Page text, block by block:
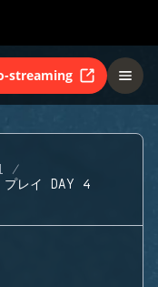
streaming
レイ DAY 4